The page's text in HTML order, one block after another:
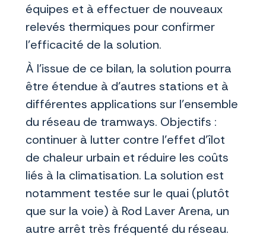
équipes et à effectuer de nouveaux
relevés thermiques pour confirmer
l’efficacité de la solution.
À l’issue de ce bilan, la solution pourra
être étendue à d'autres stations et à
différentes applications sur l'ensemble
du réseau de tramways. Objectifs :
continuer à lutter contre l'effet d'îlot
de chaleur urbain et réduire les coûts
liés à la climatisation. La solution est
notamment testée sur le quai (plutôt
que sur la voie) à Rod Laver Arena, un
autre arrêt très fréquenté du réseau.